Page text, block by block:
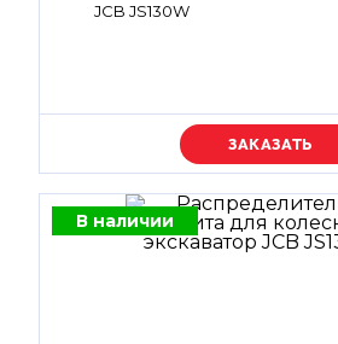
JCB JS130W
Уточняйте цену
В наличии